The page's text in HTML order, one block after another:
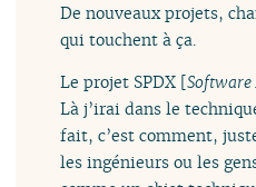
De nouveaux projets,
qui touchent à ça.
Le projet SPDX [Software
Là j’irai dans le
fait, c’est comment,
les ingénieurs ou les